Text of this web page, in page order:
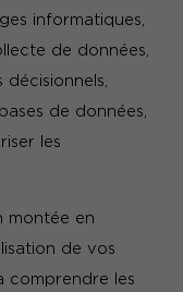
informatiques,
de données,
de données,
les
montée en
de vos
comprendre les